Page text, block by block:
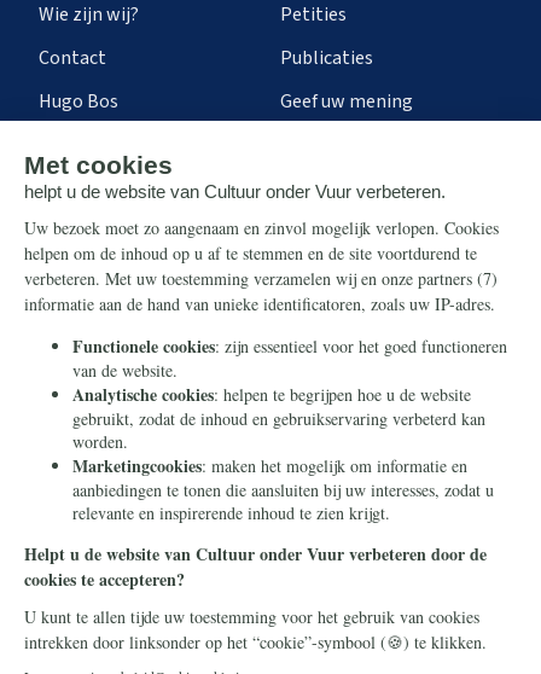
Wie zijn wij?
Contact
Hugo Bos
Petities
Publicaties
Geef uw mening
Steun ons
Nieuwsbrief
Eenmalig
Maandelijks
Periodiek
Nalaten
Zelf overschrijven
Info
Contact
Ontvang onze Telegram-
berichten
© 2026 Stichting Civitas Christiana
Cookieverklaring